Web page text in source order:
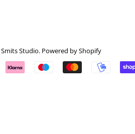
Smits Studio. Powered by Shopify
Betalingspictogrammen